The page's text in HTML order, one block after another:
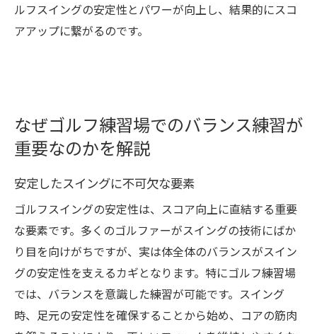
ルフスイングの安定性とパワーが向上し、結果的にスコ
アアップに繋がるのです。
なぜゴルフ練習場でのバランス練習が
重要なのかを解説
安定したスイングに不可欠な要素
ゴルフスイングの安定性は、スコア向上に直結する重要
な要素です。多くのゴルファーがスイングの技術にばか
り目を向けがちですが、実は体全体のバランスがスイン
グの安定性を支えるカギとなります。特にゴルフ練習場
では、バランスを意識した練習が可能です。スイング
時、足元の安定性を確保することから始め、コアの筋肉